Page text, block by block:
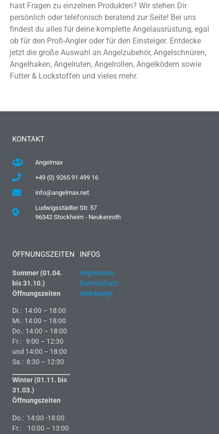
hast Fragen zu einzelnen Produkten? Wir stehen Dir
persönlich oder telefonisch beratend zur Seite! Bei uns
findest du alles für deine komplette Angelausrüstung, egal
ob für den Profi-Angler oder für den Einsteiger. Entdecke
jetzt die große Auswahl an Angelzubehör, Angelschnüren,
Angelhaken, Angelruten, Angelrollen, Angelködern sowie
Futter & Lockstoffen und vieles mehr.
KONTAKT
Angelmax
+49 (0) 9265 91 499 16
info@angelmax.net
Ludwigsstädter Str. 57
96342 Stockheim - Neukenroth
ÖFFNUNGSZEITEN
Sommer (01.04.
bis 31.10.)
Öffnungszeiten
Di.: 14:00 – 18:00
Mi.: 14:00 – 18:00
Do.: 14:00 – 18:00
Fr.: 9:00 – 12:30
und 14:00 – 18:00
Sa.: 8:30 – 12:30
Winter (01.11. bis
31.03.)
Öffnungszeiten
Do.: 14:00 -18:00
Fr.: 10:00 – 13:00
INFOS
Impressum
Datenschutz
Webdesign